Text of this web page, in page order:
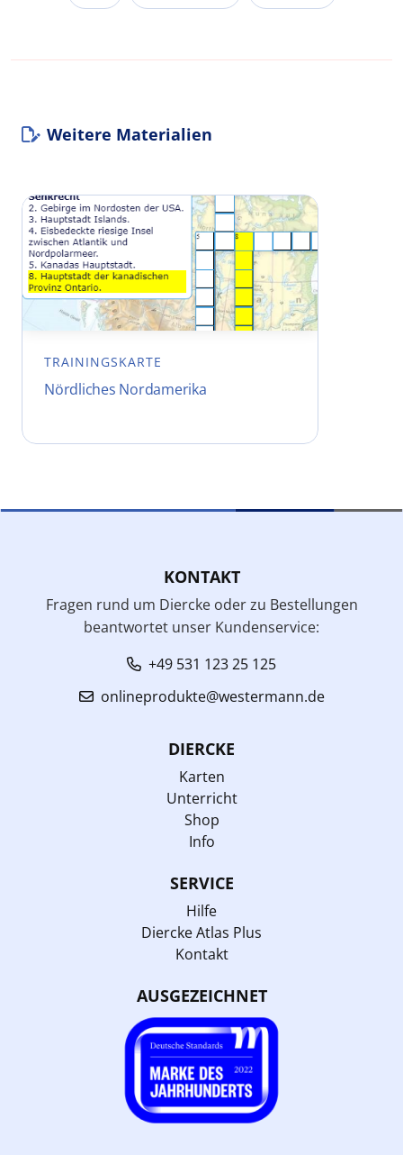
Weitere Materialien
TRAININGSKARTE
Nördliches Nordamerika
KONTAKT
Fragen rund um Diercke oder zu Bestellungen
beantwortet unser Kundenservice:
+49 531 123 25 125
onlineprodukte@westermann.de
DIERCKE
Karten
Unterricht
Shop
Info
SERVICE
Hilfe
Diercke Atlas Plus
Kontakt
AUSGEZEICHNET